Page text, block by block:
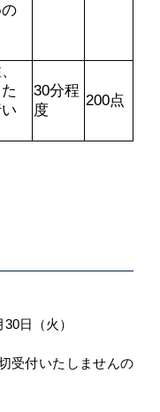
30分程
度
200点
日（火）
受付いたしませんの